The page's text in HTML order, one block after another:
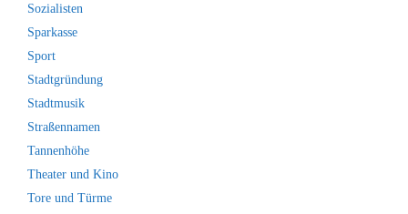
Sozialisten
Sparkasse
Sport
Stadtgründung
Stadtmusik
Straßennamen
Tannenhöhe
Theater und Kino
Tore und Türme